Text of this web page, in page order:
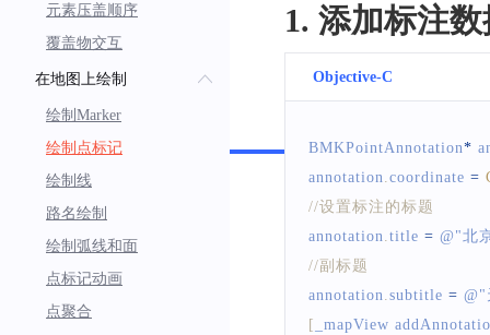
元素压盖顺序
覆盖物交互
在地图上绘制
绘制Marker
绘制点标记
绘制线
路名绘制
绘制弧线和面
点标记动画
点聚合
1. 添加标注
Objective-C
BMKPointAnnotation*
annotation coordinate =
//设置标注的标题
annotation title = @ "北
//副标题
annotation subtitle = @ "
[
_mapView